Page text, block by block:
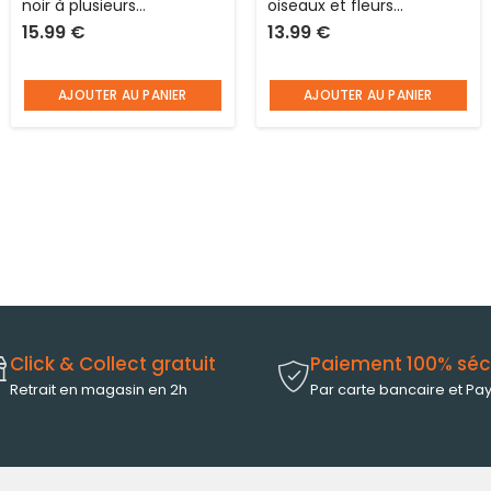
noir à plusieurs
compartiments et
44 cm avec les bretelles
réglables Ranger
15.99 €
AJOUTER AU PANIER
oiseaux et fleurs
graphiques à plusieurs
pochettes L 32 x l 18 x H 43
cm avec les bretelles
13.99 €
AJOUTER AU PANIER
Click & Collect gratuit
Retrait en magasin en 2h
Paiement 100%
Par carte bancaire et